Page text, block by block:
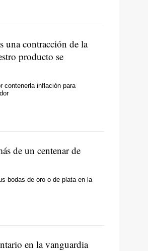
una contracción de la
producto se
contenerla inflación para
de un centenar de
bodas de oro o de plata en la
en la vanguardia